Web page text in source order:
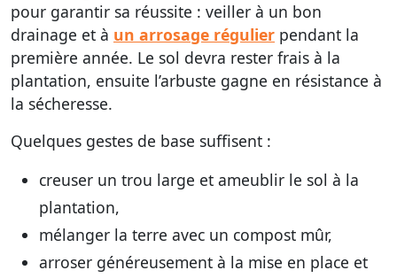
pour garantir sa réussite : veiller à un bon
drainage et à un arrosage régulier pendant la
première année. Le sol devra rester frais à la
plantation, ensuite l’arbuste gagne en résistance à
la sécheresse.
Quelques gestes de base suffisent :
creuser un trou large et ameublir le sol à la
plantation,
mélanger la terre avec un compost mûr,
arroser généreusement à la mise en place et